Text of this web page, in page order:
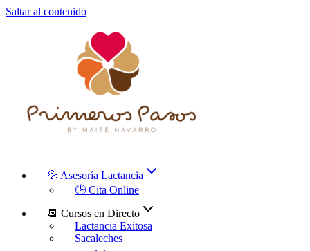
Saltar al contenido
💦 Asesoría Lactancia
🕒 Cita Online
📆 Cursos en Directo
Lactancia Exitosa
Sacaleches